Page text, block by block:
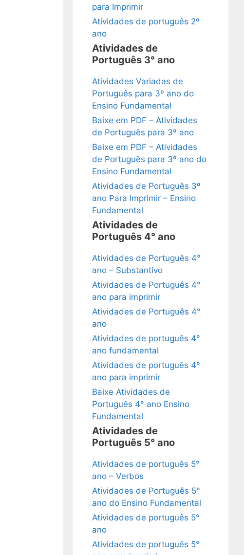
para Imprimir
Atividades de português 2º
ano
Atividades de
Português 3° ano
Atividades Variadas de
Português para 3º ano do
Ensino Fundamental
Baixe em PDF – Atividades
de Português para 3º ano
Baixe em PDF – Atividades
de Português para 3º ano do
Ensino Fundamental
Atividades de Português 3º
ano Para Imprimir – Ensino
Fundamental
Atividades de
Português 4° ano
Atividades de Português 4°
ano – Substantivo
Atividades de Português 4°
ano para imprimir
Atividades de Português 4°
ano
Atividades de português 4°
ano fundamental
Atividades de português 4°
ano para imprimir
Baixe Atividades de
Português 4° ano Ensino
Fundamental
Atividades de
Português 5° ano
Atividades de português 5°
ano – Verbos
Atividades de Português 5°
ano do Ensino Fundamental
Atividades de português 5°
ano
Atividades de português 5°